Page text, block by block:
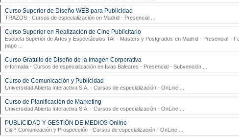
Curso Superior de Diseño WEB para Publicidad
TRAZOS - Cursos de especialización en Madrid - Presencial
Curso Superior en Realización de Cine Publicitario
Escuela Superior de Artes y Espectáculos TAI - Masters y Postgrados en Madrid - Presencial -
pago
Curso Gratuito de Diseño de la Imagen Corporativa
e-formalia - Cursos de especialización en Islas Baleares - Presencial - Subvención
Curso de Comunicación y Publicidad
Universidad Abierta Interactiva S.A. - Cursos de especialización - OnLine
Curso de Planificación de Marketing
Universidad Abierta Interactiva S.A. - Cursos de especialización - OnLine
PUBLICIDAD Y GESTIÓN DE MEDIOS Online
C&P, Comunicación y Prospección - Cursos de especialización - OnLine